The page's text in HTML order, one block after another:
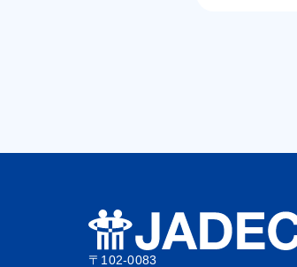
〒102-0083